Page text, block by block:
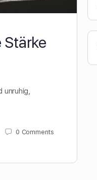
unruhig,
0 Comments